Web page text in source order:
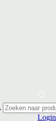
Producten
zoeken
Login